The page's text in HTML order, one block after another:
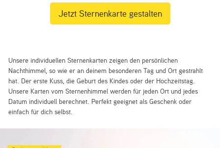
Unsere individuellen Sternenkarten zeigen den persönlichen
Nachthimmel, so wie er an deinem besonderen Tag und Ort gestrahlt
hat. Der erste Kuss, die Geburt des Kindes oder der Hochzeitstag.
Unsere Karten vom Sternenhimmel werden für jeden Ort und jedes
Datum individuell berechnet. Perfekt geeignet als Geschenk oder
einfach für dich selbst.